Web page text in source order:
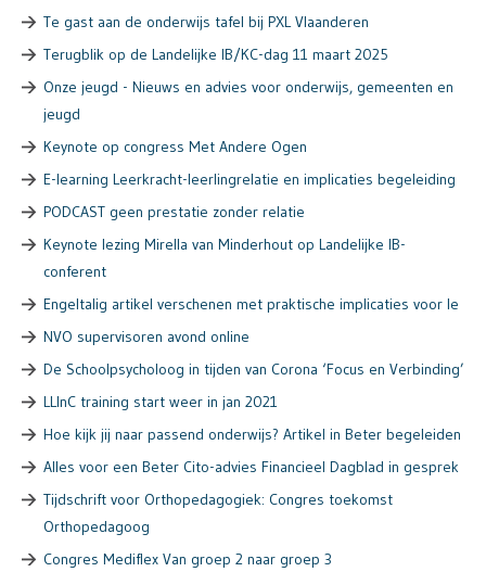
Te gast aan de onderwijs tafel bij PXL Vlaanderen
Terugblik op de Landelijke IB/KC-dag 11 maart 2025
Onze jeugd - Nieuws en advies voor onderwijs, gemeenten en
jeugd
Keynote op congress Met Andere Ogen
E-learning Leerkracht-leerlingrelatie en implicaties begeleiding
PODCAST geen prestatie zonder relatie
Keynote lezing Mirella van Minderhout op Landelijke IB-
conferent
Engeltalig artikel verschenen met praktische implicaties voor le
NVO supervisoren avond online
De Schoolpsycholoog in tijden van Corona ‘Focus en Verbinding’
LLInC training start weer in jan 2021
Hoe kijk jij naar passend onderwijs? Artikel in Beter begeleiden
Alles voor een Beter Cito-advies Financieel Dagblad in gesprek
Tijdschrift voor Orthopedagogiek: Congres toekomst
Orthopedagoog
Congres Mediflex Van groep 2 naar groep 3